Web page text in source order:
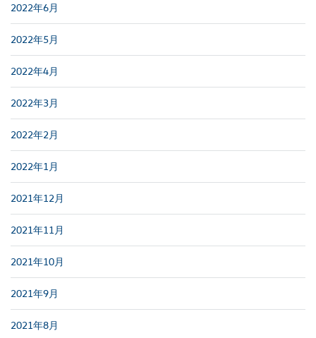
2022年6月
2022年5月
2022年4月
2022年3月
2022年2月
2022年1月
2021年12月
2021年11月
2021年10月
2021年9月
2021年8月